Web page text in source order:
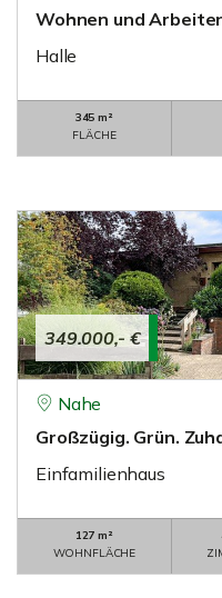
Wohnen und
Halle
345 m²
FLÄCHE
349.000,- €
Nahe
Großzügig. Grün.
Einfamilienhaus
127 m²
WOHNFLÄCHE